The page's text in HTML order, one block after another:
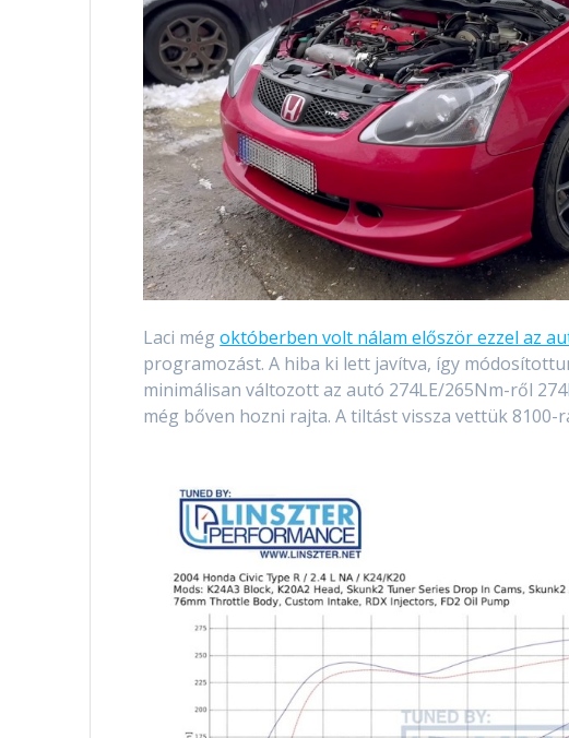
Laci mégoktóberben volt nálam először ezzel az
programozást. A hiba ki lett javítva, így
minimálisan változott az autó 274LE/265Nm-ről
még bőven hozni rajta. A tiltást vissza vettük 8100-